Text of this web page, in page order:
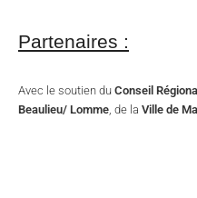
Partenaires :
Avec le soutien du Conseil
Beaulieu/ Lomme , de la Ville de